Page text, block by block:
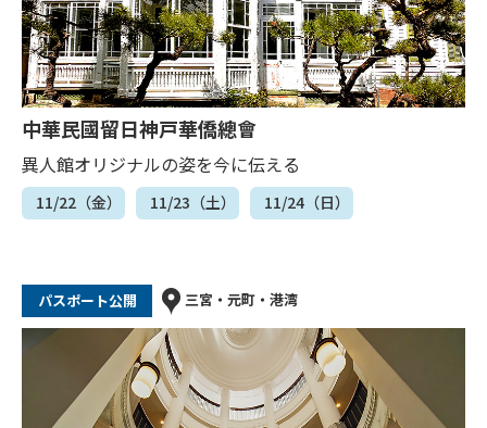
中華民國留日神戸華僑總會
異人館オリジナルの姿を今に伝える
11/22（金） 11/23（土） 11/24（日）
パスポート公開 三宮・元町・港湾